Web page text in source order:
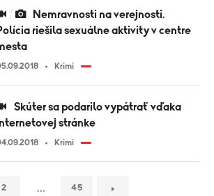
riešila sexuálne aktivity v centre
Krimi
stránke
Krimi
2 … 45